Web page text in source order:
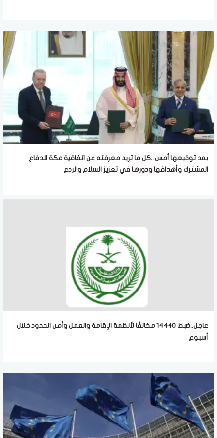
بعد توقيعها أمس ..كل ما تريد معرفته عن اتفاقية مكة للدفاع
المشترك وأهدافها ودورها في تعزيز السلام والردع
عاجل..ضبط 14440 مخالفًا لأنظمة الإقامة والعمل وأمن الحدود خلال
أسبوع